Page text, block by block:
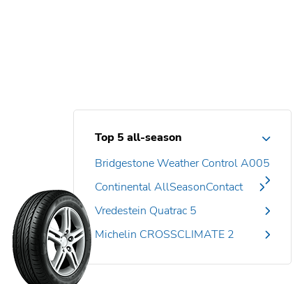
Top 5 all-season
Bridgestone Weather Control A005
Continental AllSeasonContact
Vredestein Quatrac 5
Michelin CROSSCLIMATE 2